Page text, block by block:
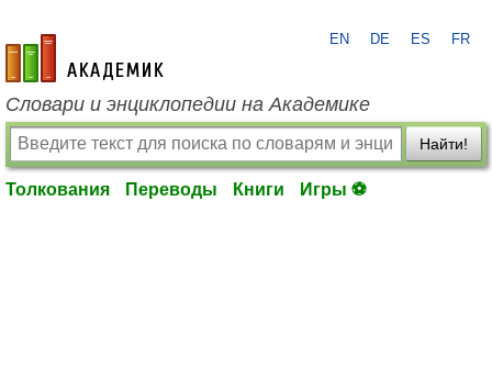
academic.ru
EN DE ES FR
Словари и энциклопедии на Академике
Найти!
Толкования Переводы Книги Игры ⚽